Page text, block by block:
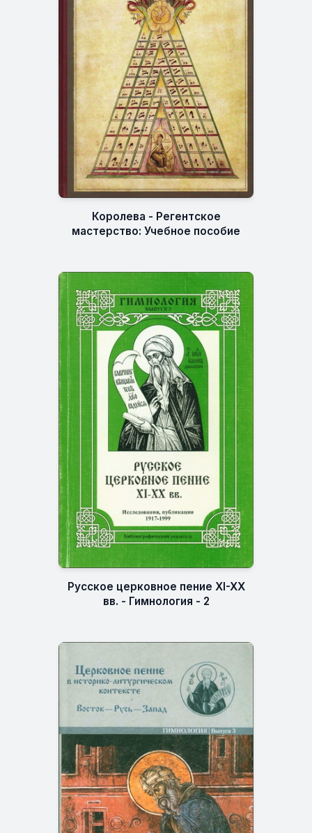
Королева - Регентское
мастерство: Учебное пособие
Русское церковное пение XI-XX
вв. - Гимнология - 2